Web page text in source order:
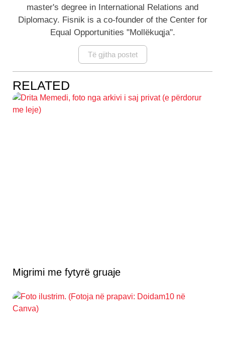
master's degree in International Relations and
Diplomacy. Fisnik is a co-founder of the Center for
Equal Opportunities "Mollëkuqja".
Të gjitha postet
RELATED
Migrimi me fytyrë gruaje